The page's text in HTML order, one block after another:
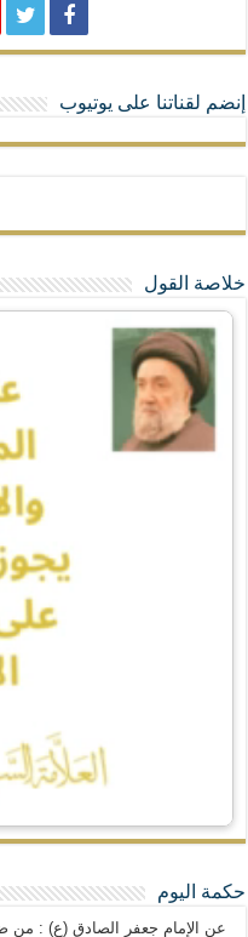
إنضم لقناتنا على يوتيوب
خلاصة القول
حكمة اليوم
عن الإمام جعفر الصادق (ع) :